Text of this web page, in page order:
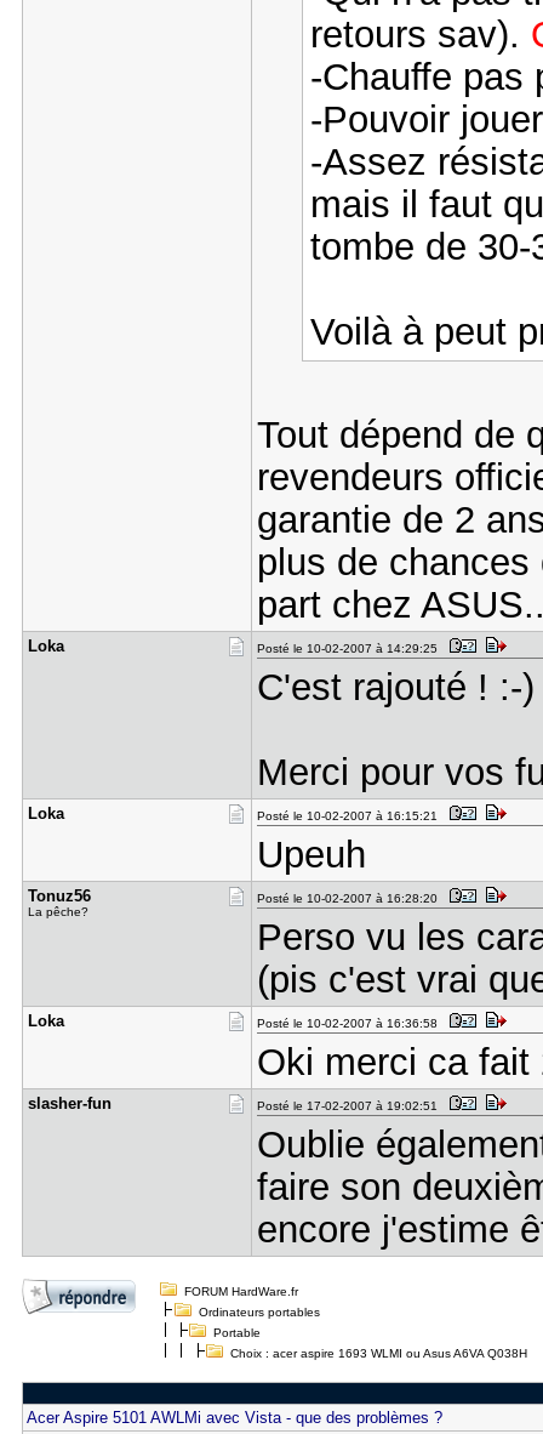
retours sav).
-Chauffe pas
-Pouvoir
-Assez
mais il faut
tombe de
Voilà à peut
Tout dépend de
revendeurs
garantie de 2
plus de
part chez
Loka Posté le 10-02-2007 à 14:29:25
C'est rajouté ! :-)
Merci pour vos
Loka Posté le 10-02-2007 à 16:15:21
Upeuh
Tonuz56
La pêche?
Posté le 10-02-2007 à 16:28:20
Perso vu les
(pis c'est vrai
Loka Posté le 10-02-2007 à 16:36:58
Oki merci ca fait
slasher-fu​n Posté le 17-02-2007 à 19:02:51
Oublie
faire son
encore j'estime
FORUM HardWare.fr
Ordinateurs portables
Portable
Choix : acer aspire 1693 WLMI ou Asus A6VA Q038H
Acer Aspire 5101 AWLMi avec Vista - que des problèmes ?